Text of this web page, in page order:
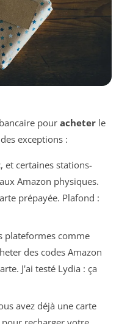
pour acheter le
exceptions :
et certaines stations-
Amazon physiques.
prépayée. Plafond :
plateformes comme
des codes Amazon
J'ai testé Lydia : ça
avez déjà une carte